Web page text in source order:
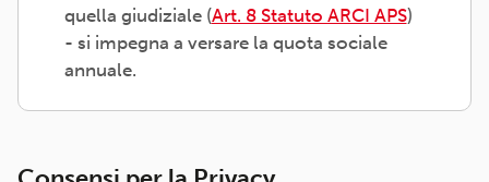
quella giudiziale (Art. 8 Statuto ARCI APS)
- si impegna a versare la quota sociale
annuale.